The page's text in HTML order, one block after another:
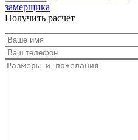
замерщика
Получить расчет